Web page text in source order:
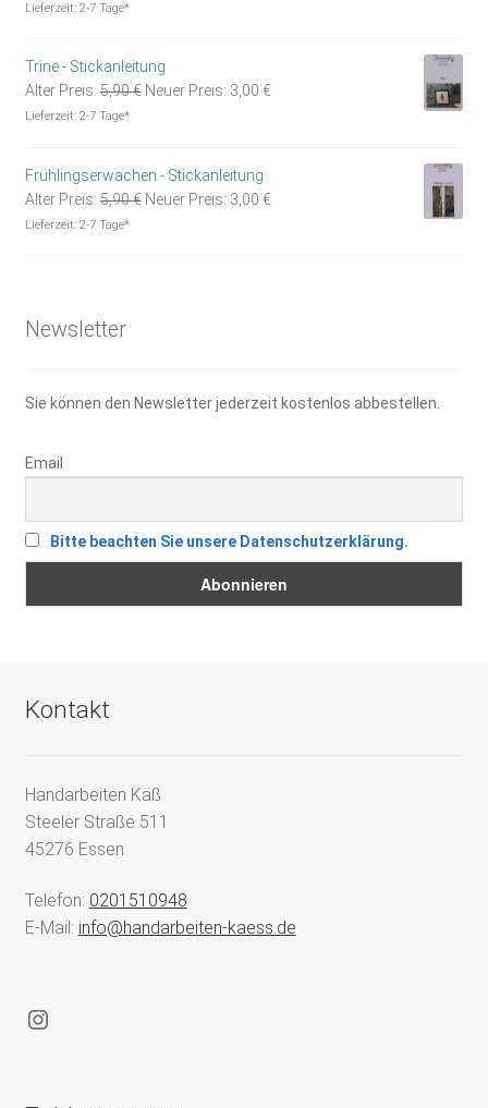
Lieferzeit: 2-7 Tage*
Trine - Stickanleitung
Alter Preis: 5,90€ Ursprünglicher
Neuer Preis: 3,00 €Aktueller
Lieferzeit: 2-7 Tage*
Frühlingserwachen - Stickanleitung
Alter Preis: 5,90€ Ursprünglicher
Neuer Preis: 3,00 €Aktueller
Lieferzeit: 2-7 Tage*
Newsletter
Sie können den Newsletter jederzeit kostenlos abbestellen.
Email
Bitte beachten Sie unsere Datenschutzerklärung.
Kontakt
Handarbeiten Käß
Steeler Straße 511
45276 Essen
Telefon: 0201510948
E-Mail: info@handarbeiten-kaess.de
Instagram